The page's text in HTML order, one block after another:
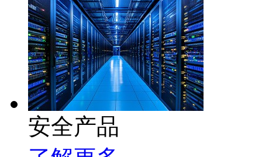
安全产品